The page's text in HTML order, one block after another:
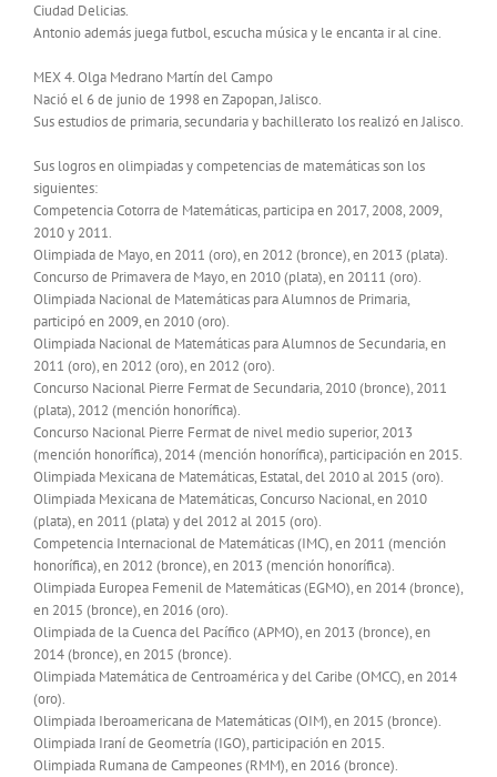
Ciudad Delicias.
Antonio además juega futbol, escucha música y le encanta ir al cine.
MEX 4. Olga Medrano Martín del Campo
Nació el 6 de junio de 1998 en Zapopan, Jalisco.
Sus estudios de primaria, secundaria y bachillerato los realizó en Jalisco.
Sus logros en olimpiadas y competencias de matemáticas son los
siguientes:
Competencia Cotorra de Matemáticas, participa en 2017, 2008, 2009,
2010 y 2011.
Olimpiada de Mayo, en 2011 (oro), en 2012 (bronce), en 2013 (plata).
Concurso de Primavera de Mayo, en 2010 (plata), en 20111 (oro).
Olimpiada Nacional de Matemáticas para Alumnos de Primaria,
participó en 2009, en 2010 (oro).
Olimpiada Nacional de Matemáticas para Alumnos de Secundaria, en
2011 (oro), en 2012 (oro), en 2012 (oro).
Concurso Nacional Pierre Fermat de Secundaria, 2010 (bronce), 2011
(plata), 2012 (mención honorífica).
Concurso Nacional Pierre Fermat de nivel medio superior, 2013
(mención honorífica), 2014 (mención honorífica), participación en 2015.
Olimpiada Mexicana de Matemáticas, Estatal, del 2010 al 2015 (oro).
Olimpiada Mexicana de Matemáticas, Concurso Nacional, en 2010
(plata), en 2011 (plata) y del 2012 al 2015 (oro).
Competencia Internacional de Matemáticas (IMC), en 2011 (mención
honorífica), en 2012 (bronce), en 2013 (mención honorífica).
Olimpiada Europea Femenil de Matemáticas (EGMO), en 2014 (bronce),
en 2015 (bronce), en 2016 (oro).
Olimpiada de la Cuenca del Pacífico (APMO), en 2013 (bronce), en
2014 (bronce), en 2015 (bronce).
Olimpiada Matemática de Centroamérica y del Caribe (OMCC), en 2014
(oro).
Olimpiada Iberoamericana de Matemáticas (OIM), en 2015 (bronce).
Olimpiada Iraní de Geometría (IGO), participación en 2015.
Olimpiada Rumana de Campeones (RMM), en 2016 (bronce).